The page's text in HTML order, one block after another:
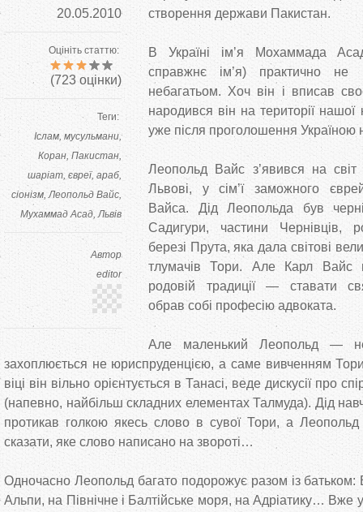
20.05.2010
Оцініть статтю:
(723 оцінки)
Теги:
Іслам мусульмани
Коран Пакистан
шаріат євреї араб
сіонізм Леопольд Вайс
Мухаммад Асад Львів
Автор
editor
створення держави Пакистан.
В Україні ім’я Мохаммада
справжнє ім’я) практично
небагатьом. Хоч він і вписав
народився він на території нашої
уже після проголошення Україною
Леопольд Вайс з’явився на
Львові, у сім’ї заможного
Вайса. Дід Леопольда був
Садигури, частини Чернівців,
березі Прута, яка дала світові
тлумачів Тори. Але Карл Вайс
родовій традиції — ставати
обрав собі професію адвоката.
Але маленький Леопольд —
захоплюється не юриспруденцією, а саме вивченням
віці він вільно орієнтується в Танасі, веде дискусії про
(напевно, найбільш складних елементах Талмуда). Дід
протикав голкою якесь слово в сувої Тори, а
сказати, яке слово написано на звороті…
Одночасно Леопольд багато подорожує разом із батьком:
Альпи, на Північне і Балтійське моря, на Адріатику… Вже